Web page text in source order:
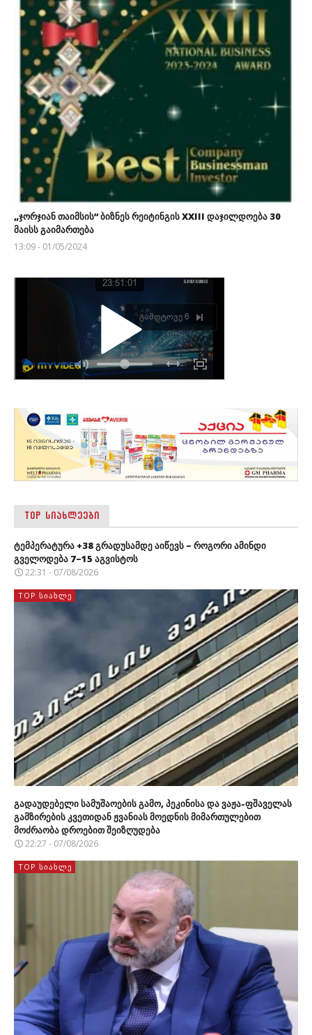
„ჯორჯიან თაიმსის“ ბიზნეს რეიტინგის XXIII დაჯილდოება 30
მაისს გაიმართება
13:09 - 01/05/2024
TOP ᲡᲘᲐᲮᲚᲔᲔᲑᲘ
ტემპერატურა +38 გრადუსამდე აიწევს – როგორი ამინდი
გველოდება 7–15 აგვისტოს
22:31 - 07/08/2026
TOP ᲡᲘᲐᲮᲚᲔ
გადაუდებელი სამუშაოების გამო, პეკინისა და ვაჟა-ფშაველას
გამზირების კვეთიდან ჟვანიას მოედნის მიმართულებით
მოძრაობა დროებით შეიზღუდება
22:27 - 07/08/2026
TOP ᲡᲘᲐᲮᲚᲔ